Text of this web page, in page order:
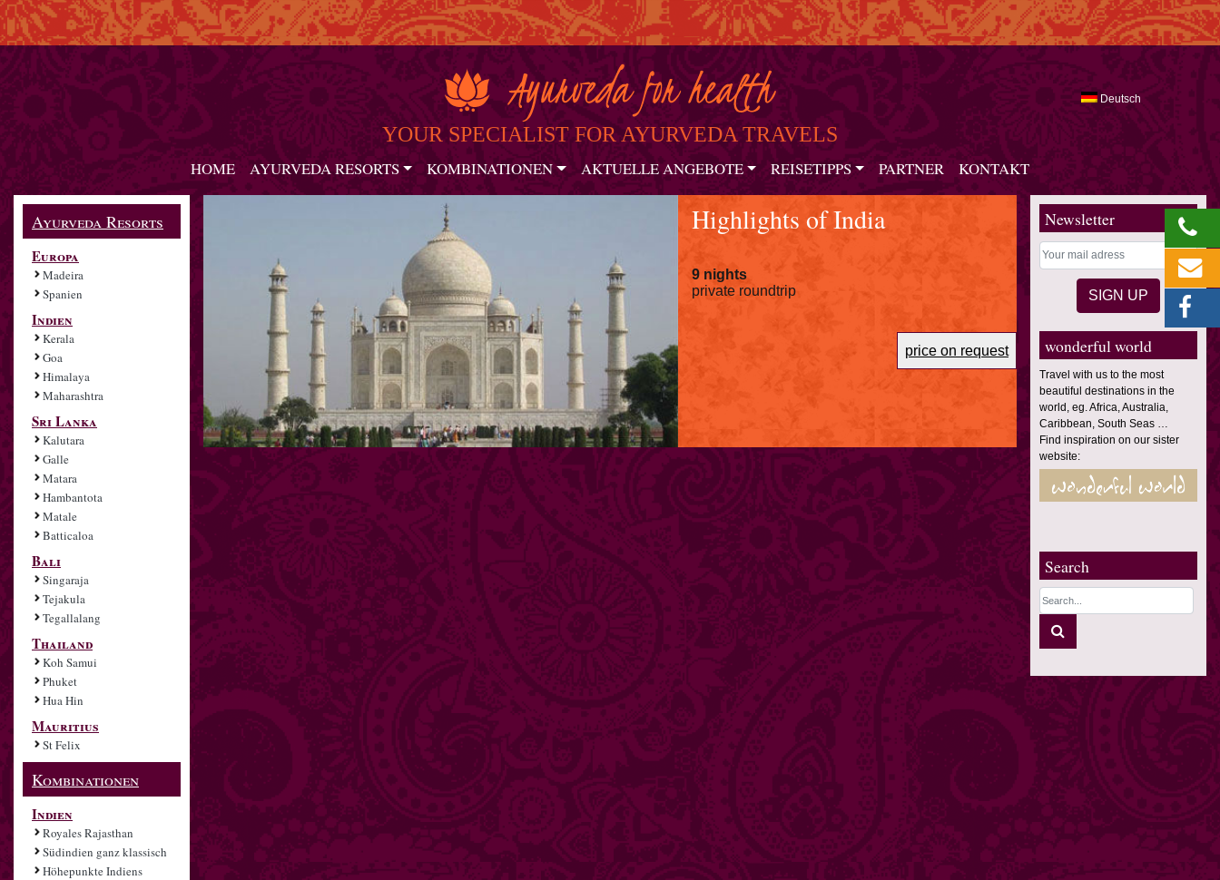
YOUR SPECIALIST FOR AYURVEDA TRAVELS
HOME AYURVEDA RESORTS KOMBINATIONEN AKTUELLE ANGEBOTE REISETIPPS PARTNER KONTAKT
Deutsch
Ayurveda Resorts
Europa
Madeira
Spanien
Indien
Kerala
Goa
Himalaya
Maharashtra
Sri Lanka
Kalutara
Galle
Matara
Hambantota
Matale
Batticaloa
Bali
Singaraja
Tejakula
Tegallalang
Thailand
Koh Samui
Phuket
Hua Hin
Mauritius
St Felix
Kombinationen
Indien
Royales Rajasthan
Südindien ganz klassisch
Höhepunkte Indiens
Highlights of India
9 nights
private roundtrip
price on request
Newsletter
wonderful world
Travel with us to the most
beautiful destinations in the
world, eg. Africa, Australia,
Caribbean, South Seas …
Find inspiration on our sister
website:
Search